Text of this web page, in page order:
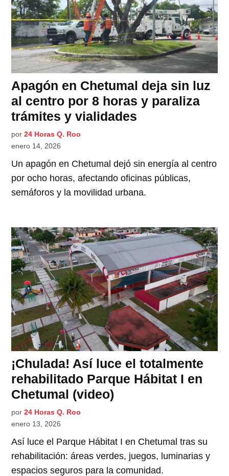
Apagón en Chetumal deja sin luz
al centro por 8 horas y paraliza
trámites y vialidades
por 24 Horas Q. Roo
enero 14, 2026
Un apagón en Chetumal dejó sin energía al centro
por ocho horas, afectando oficinas públicas,
semáforos y la movilidad urbana.
¡Chulada! Así luce el totalmente
rehabilitado Parque Hábitat I en
Chetumal (video)
por 24 Horas Q. Roo
enero 13, 2026
Así luce el Parque Hábitat I en Chetumal tras su
rehabilitación: áreas verdes, juegos, luminarias y
espacios seguros para la comunidad.